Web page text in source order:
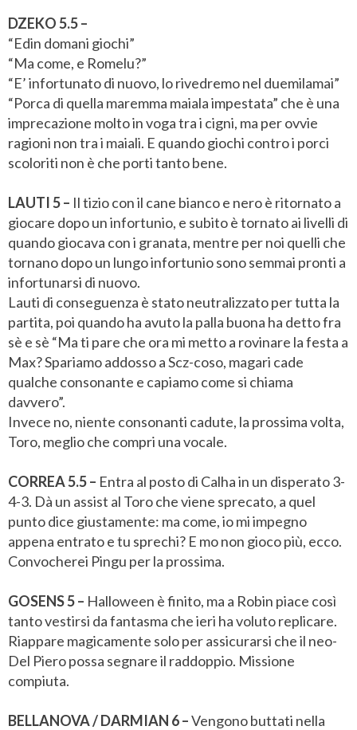
DZEKO 5.5 –
“Edin domani giochi”
“Ma come, e Romelu?”
“E’ infortunato di nuovo, lo rivedremo nel duemilamai”
“Porca di quella maremma maiala impestata” che è una
imprecazione molto in voga tra i cigni, ma per ovvie
ragioni non tra i maiali. E quando giochi contro i porci
scoloriti non è che porti tanto bene.
LAUTI 5 – Il tizio con il cane bianco e nero è ritornato a
giocare dopo un infortunio, e subito è tornato ai livelli di
quando giocava con i granata, mentre per noi quelli che
tornano dopo un lungo infortunio sono semmai pronti a
infortunarsi di nuovo.
Lauti di conseguenza è stato neutralizzato per tutta la
partita, poi quando ha avuto la palla buona ha detto fra
sè e sè “Ma ti pare che ora mi metto a rovinare la festa a
Max? Spariamo addosso a Scz-coso, magari cade
qualche consonante e capiamo come si chiama
davvero”.
Invece no, niente consonanti cadute, la prossima volta,
Toro, meglio che compri una vocale.
CORREA 5.5 – Entra al posto di Calha in un disperato 3-
4-3. Dà un assist al Toro che viene sprecato, a quel
punto dice giustamente: ma come, io mi impegno
appena entrato e tu sprechi? E mo non gioco più, ecco.
Convocherei Pingu per la prossima.
GOSENS 5 – Halloween è finito, ma a Robin piace così
tanto vestirsi da fantasma che ieri ha voluto replicare.
Riappare magicamente solo per assicurarsi che il neo-
Del Piero possa segnare il raddoppio. Missione
compiuta.
BELLANOVA / DARMIAN 6 –Vengono buttati nella